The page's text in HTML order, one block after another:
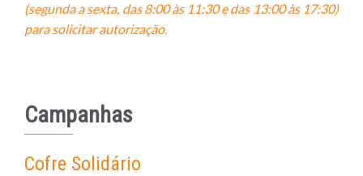
(segunda a sexta, das 8:00 às 11:30 e das 13:00 às 17:30)
para solicitar autorização.
Campanhas
Cofre Solidário